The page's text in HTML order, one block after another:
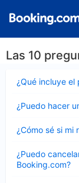
Las 10
¿Qué incluye el
cerrado
¿Puedo hacer
cerrado
¿Cómo sé si mi
cerrado
¿Puedo
Booking.com?
cerrado